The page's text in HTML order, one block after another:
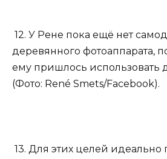
12. У Рене пока ещё нет
деревянного фотоаппарата,
ему пришлось использовать
(Фото: René Smets/Facebook).
13. Для этих целей идеально